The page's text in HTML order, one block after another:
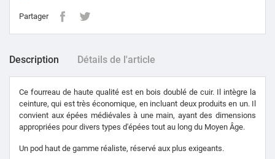
Partager
Description Détails de l'article
Ce fourreau de haute qualité est en bois doublé de cuir. Il intègre la
ceinture, qui est très économique, en incluant deux produits en un. Il
convient aux épées médiévales à une main, ayant des dimensions
appropriées pour divers types d'épées tout au long du Moyen Âge.
Un pod haut de gamme réaliste, réservé aux plus exigeants.